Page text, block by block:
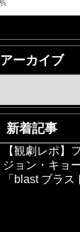
アーカイブ
新着記事
【観劇レポ】
ジョン・キョ
「blast ブラス